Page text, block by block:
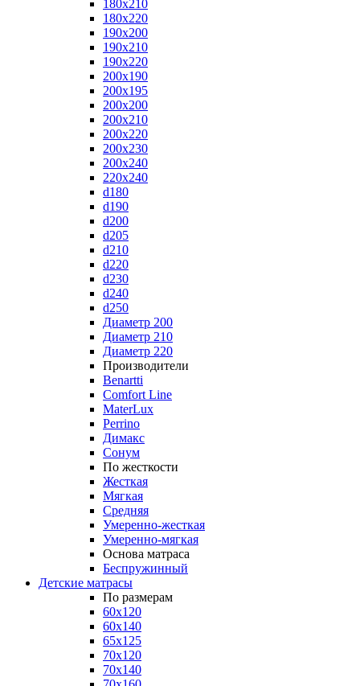
180x210
180x220
190x200
190x210
190x220
200x190
200x195
200x200
200x210
200x220
200x230
200x240
220x240
d180
d190
d200
d205
d210
d220
d230
d240
d250
Диаметр 200
Диаметр 210
Диаметр 220
Производители
Benartti
Comfort Line
MaterLux
Perrino
Димакс
Сонум
По жесткости
Жесткая
Мягкая
Средняя
Умеренно-жесткая
Умеренно-мягкая
Основа матраса
Беспружинный
Детские матрасы
По размерам
60x120
60x140
65x125
70x120
70x140